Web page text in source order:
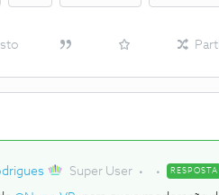
Super User RESPOSTA